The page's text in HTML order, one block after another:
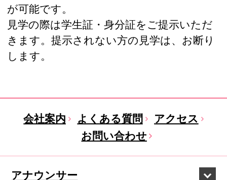
が可能です。
見学の際は学生証・身分証をご提示いただ
きます。提示されない方の見学は、お断り
します。
会社案内 よくある質問
アクセス
お問い合わせ
アナウンサー